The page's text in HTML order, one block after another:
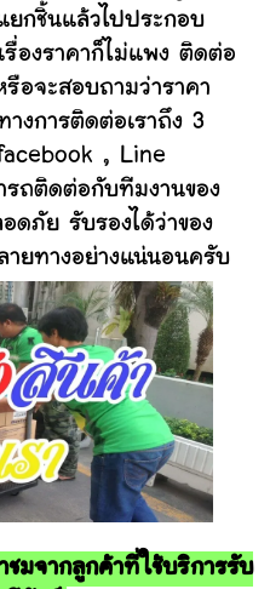
ยกชิ้นแล้วไปประกอบ
รื่องราคาก็ไม่แพง ติดต่อ
อจะสอบถามว่าราคา
างการติดต่อเราถึง 3
, Line
รถติดต่อกับทีมงานของ
ดภัย รับรองได้ว่าของ
ยทางอย่างแน่นอนครับ
มจากลูกค้าที่ใช้บริการรับ